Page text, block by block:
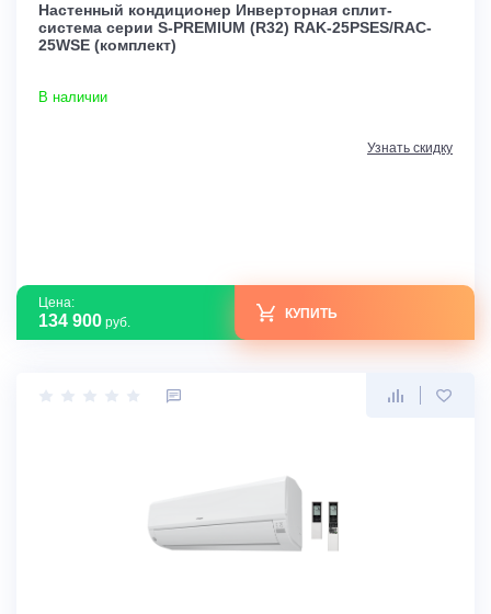
Настенный кондиционер Инверторная сплит-
система серии S-PREMIUM (R32) RAK-25PSES/RAC-
25WSE (комплект)
В наличии
Узнать скидку
Цена:
134 900 руб.
КУПИТЬ